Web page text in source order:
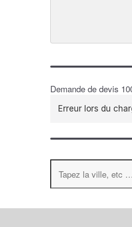
Demande de devis
Erreur lors du